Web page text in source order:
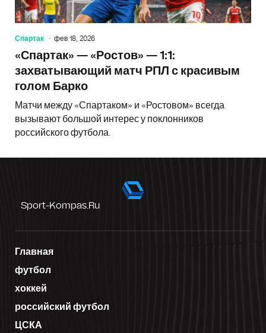
Спартак фев 18, 2026
«Спартак» — «Ростов» — 1:1:
захватывающий матч РПЛ с красивым
голом Барко
Матчи между «Спартаком» и «Ростовом» всегда
вызывают большой интерес у поклонников
российского футбола.
Sport-Kompas.ru
Главная
футбол
хоккей
российский футбол
ЦСКА